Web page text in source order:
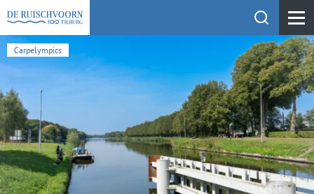
KEHV de Ruischvoorn Toon
Carpelympics